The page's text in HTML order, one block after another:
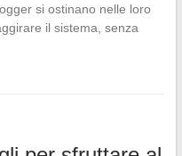
si ostinano nelle loro
il sistema, senza